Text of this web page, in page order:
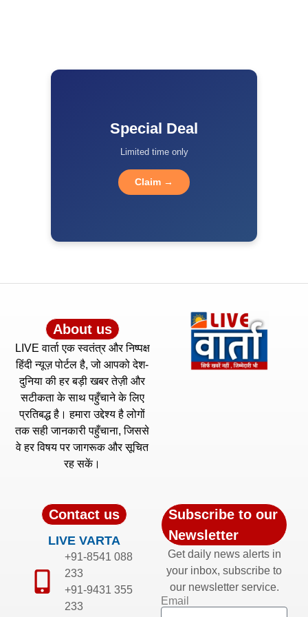
Special Deal
Limited time only
Claim →
About us
LIVE वार्ता एक स्वतंत्र और निष्पक्ष
हिंदी न्यूज़ पोर्टल है, जो आपको देश-
दुनिया की हर बड़ी खबर तेज़ी और
सटीकता के साथ पहुँचाने के लिए
प्रतिबद्ध है। हमारा उद्देश्य है लोगों
तक सही जानकारी पहुँचाना, जिससे
वे हर विषय पर जागरूक और सूचित
रह सकें।
Contact us
LIVE VARTA
+91-8541 088
233
+91-9431 355
233
Subscribe to our
Newsletter
Get daily news alerts in
your inbox, subscribe to
our newsletter service.
Email